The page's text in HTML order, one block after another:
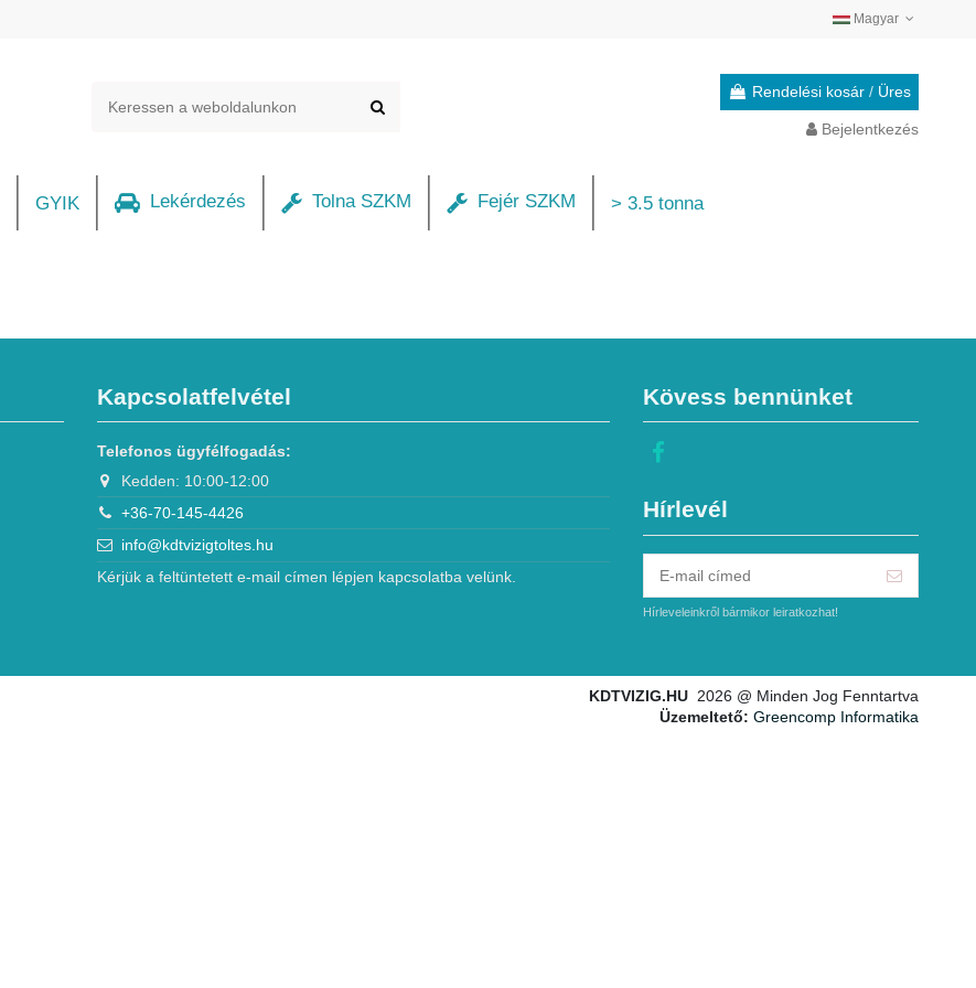
Magyar
Rendelési kosár / Üres
Bejelentkezés
GYIK Lekérdezés Tolna SZKM Fejér SZKM > 3.5 tonna
Kapcsolatfelvétel
Telefonos ügyfélfogadás:
Kedden: 10:00-12:00
+36-70-145-4426
info@kdtvizigtoltes.hu
Kérjük a feltüntetett e-mail címen lépjen kapcsolatba velünk.
Kövess bennünket
Hírlevél
Hírleveleinkről bármikor leiratkozhat!
KDTVIZIG.HU 2026 @ Minden Jog Fenntartva
Üzemeltető: Greencomp Informatika